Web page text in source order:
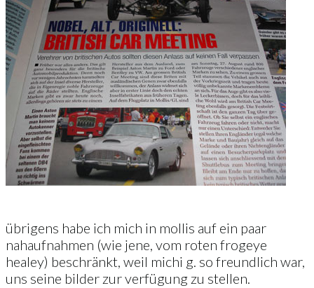
übrigens habe ich mich in mollis auf ein paar
nahaufnahmen (wie jene, vom roten frogeye
healey) beschränkt, weil michi g. so freundlich war,
uns seine bilder zur verfügung zu stellen.